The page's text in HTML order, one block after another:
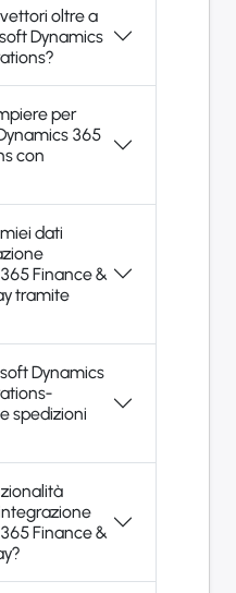
oltre a
Dynamics
per
365
con
dati
Finance &
tramite
Dynamics
spedizioni
Finance &